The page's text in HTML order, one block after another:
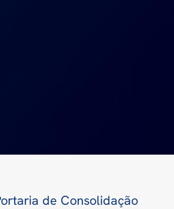
de Consolidação